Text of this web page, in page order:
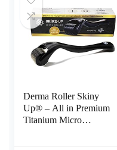
Derma Roller Skiny
Up® – All in Premium
Titanium Micro